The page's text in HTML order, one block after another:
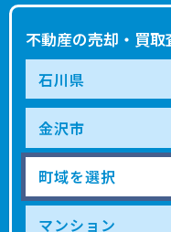
不動産の売却・買取